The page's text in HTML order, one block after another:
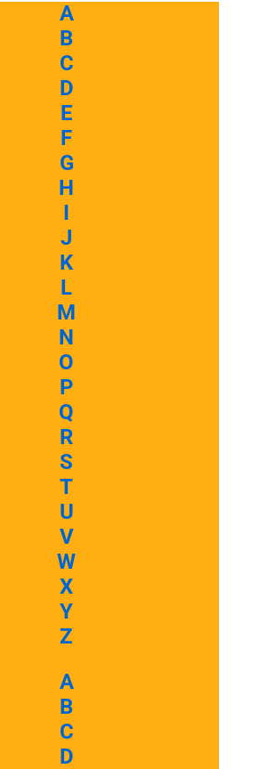
A
B
C
D
E
F
G
H
I
J
K
L
M
N
O
P
Q
R
S
T
U
V
W
X
Y
Z
A
B
C
D